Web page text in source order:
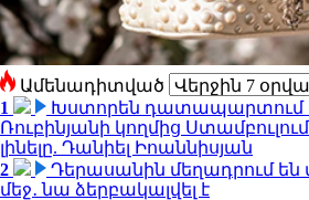
Ամենադիտված
1
Խստորեն դատապարտում
Ռուբինյանի կողմից
լինելը. Դանիել Իոաննիսյան
2
Դերասանին մեղադրում
մեջ․ նա ձերբակալվել է